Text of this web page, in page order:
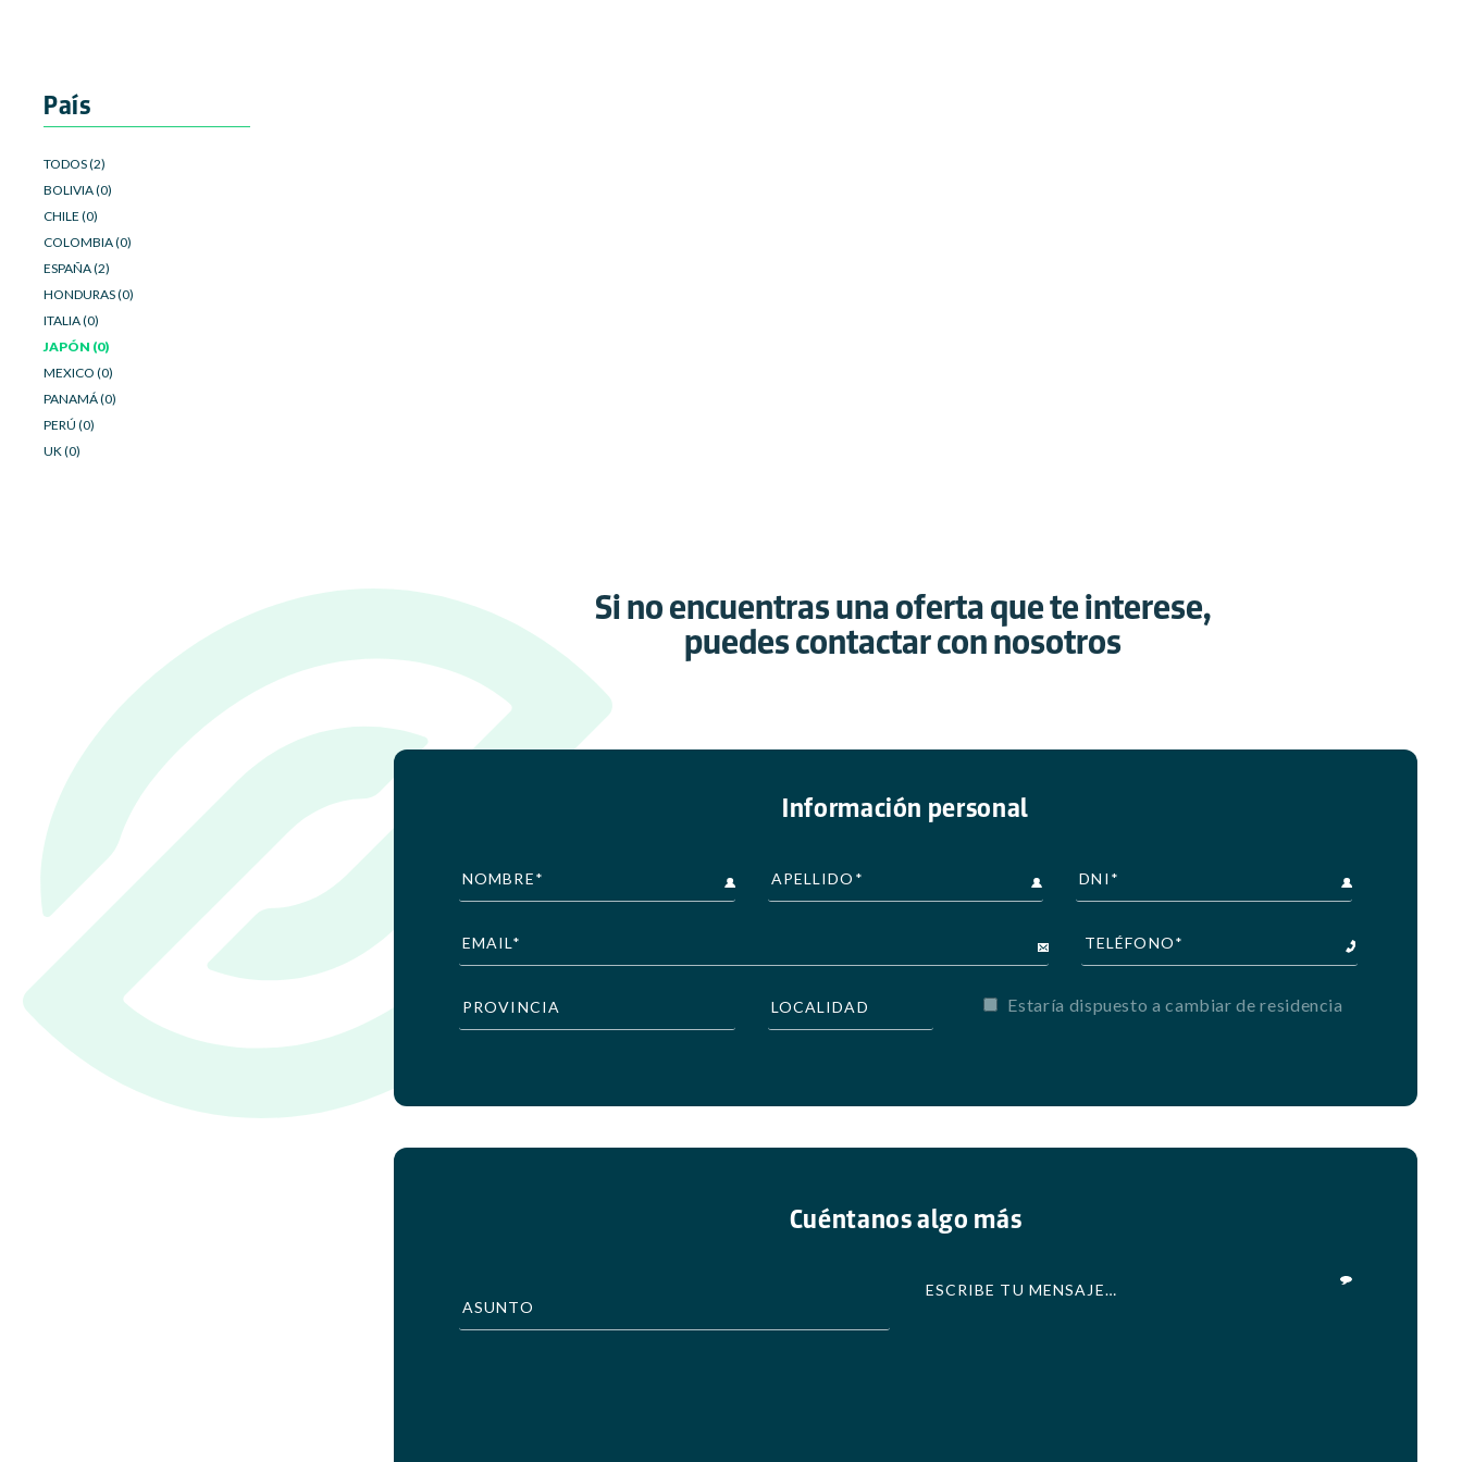
País
TODOS (2)
BOLIVIA (0)
CHILE (0)
COLOMBIA (0)
ESPAÑA (2)
HONDURAS (0)
ITALIA (0)
JAPÓN (0)
MEXICO (0)
PANAMÁ (0)
PERÚ (0)
UK (0)
Si no encuentras una oferta que te interese,
puedes contactar con nosotros
Información personal
Estaría dispuesto a cambiar de residencia
Cuéntanos algo más